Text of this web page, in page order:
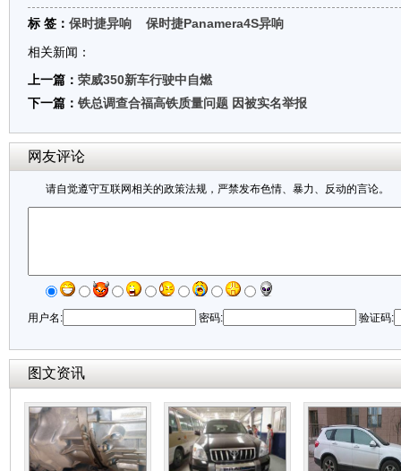
标 签： 保时捷异响
保时捷Panamera4S异响
相关新闻：
上一篇： 荣威350新车行驶中自燃
下一篇： 铁总调查合福高铁质量问题 因被实名举报
网友评论
请自觉遵守互联网相关的政策法规，严禁发布色情、暴力、反动的言论。
用户名: 密码: 验证码:
图文资讯